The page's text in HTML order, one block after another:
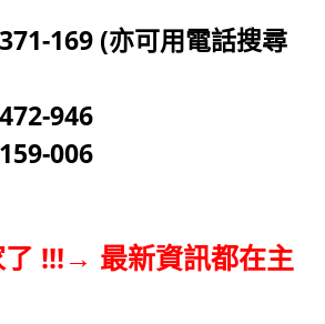
169 (亦可用電話搜尋
946
006
了 !!!→ 最新資訊都在主